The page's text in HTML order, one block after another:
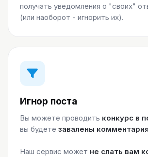
получать уведомления о "своих"
(или наоборот - игнорить их).
Игнор поста
Вы можете проводить конкурс в
вы будете завалены
Наш сервис может не слать вам